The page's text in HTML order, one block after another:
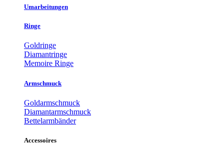
Umarbeitungen
Ringe
Goldringe
Diamantringe
Memoire Ringe
Armschmuck
Goldarmschmuck
Diamantarmschmuck
Bettelarmbänder
Accessoires